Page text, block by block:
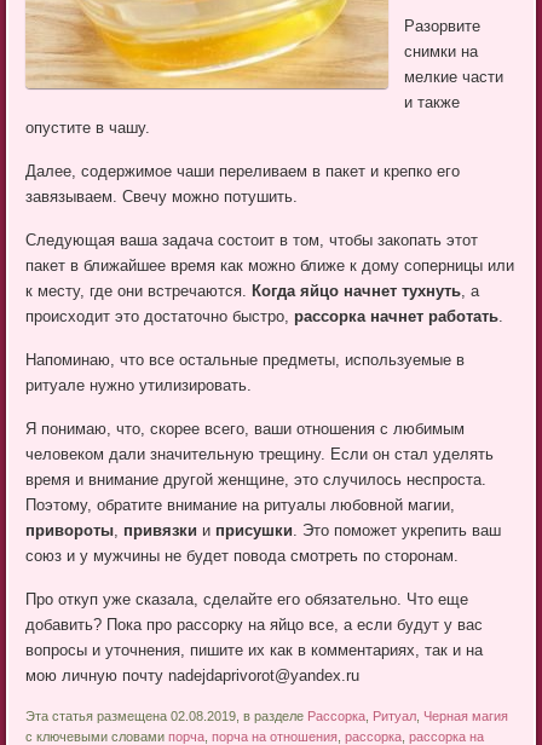
Разорвите
снимки на
мелкие части
и также
опустите в чашу.
Далее, содержимое чаши переливаем в пакет и крепко его
завязываем. Свечу можно потушить.
Следующая ваша задача состоит в том, чтобы закопать этот
пакет в ближайшее время как можно ближе к дому соперницы или
к месту, где они встречаются.Когда яйцо начнет тухнуть , а
происходит это достаточно быстро,рассорка начнет работать
Напоминаю, что все остальные предметы, используемые в
ритуале нужно утилизировать.
Я понимаю, что, скорее всего, ваши отношения с любимым
человеком дали значительную трещину. Если он стал уделять
время и внимание другой женщине, это случилось неспроста.
Поэтому, обратите внимание на ритуалы любовной магии,
привороты привязки и присушки . Это поможет укрепить ваш
союз и у мужчины не будет повода смотреть по сторонам.
Про откуп уже сказала, сделайте его обязательно. Что еще
добавить? Пока про рассорку на яйцо все, а если будут у вас
вопросы и уточнения, пишите их как в комментариях, так и на
мою личную почту nadejdaprivorot@yandex.ru
Эта статья размещена 02.08.2019, в разделе Рассорка Ритуал Черная магия
с ключевыми словамипорча ,порча на отношения ,рассорка ,рассорка на